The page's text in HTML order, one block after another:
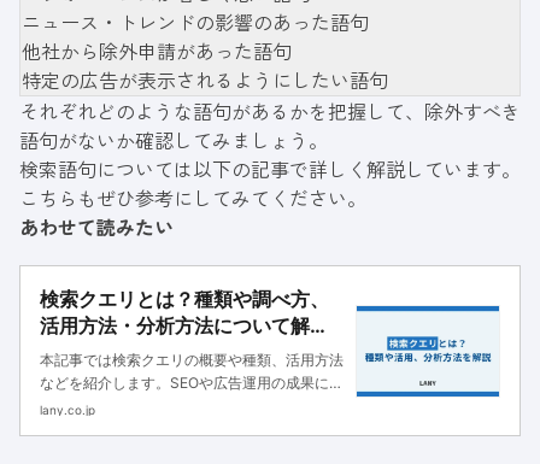
ニュース・トレンドの影響のあった語句
他社から除外申請があった語句
特定の広告が表示されるようにしたい語句
それぞれどのような語句があるかを把握して、除外すべき
語句がないか確認してみましょう。
検索語句については以下の記事で詳しく解説しています。
こちらもぜひ参考にしてみてください。
あわせて読みたい
検索クエリとは？種類や調べ方、
活用方法・分析方法について解
説！
本記事では検索クエリの概要や種類、活用方法
などを紹介します。SEOや広告運用の成果につ
ながる検索クエリの調べ方や分析方法、キーワ
lany.co.jp